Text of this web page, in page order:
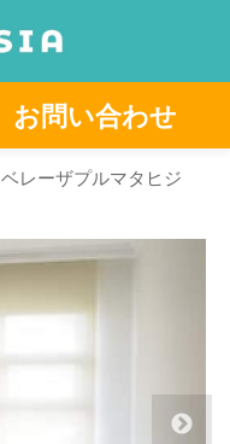
お問い合わせ
ベレーザプルマタヒジ